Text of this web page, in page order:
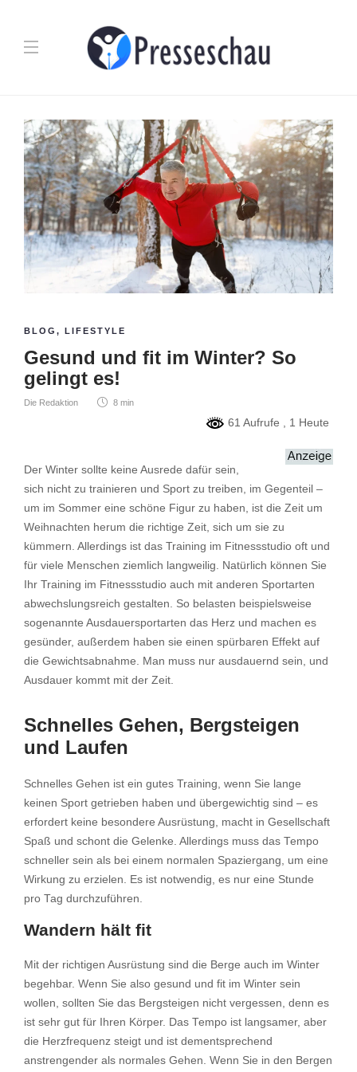
BLOG , LIFESTYLE
Gesund und fit im Winter? So
gelingt es!
Die Redaktion 8 min
61 Aufrufe , 1 Heute
Der Winter sollte keine Ausrede dafür sein,
sich nicht zu trainieren und Sport zu treiben, im Gegenteil –
um im Sommer eine schöne Figur zu haben, ist die Zeit um
Weihnachten herum die richtige Zeit, sich um sie zu
kümmern. Allerdings ist das Training im Fitnessstudio oft und
für viele Menschen ziemlich langweilig. Natürlich können Sie
Ihr Training im Fitnessstudio auch mit anderen Sportarten
abwechslungsreich gestalten. So belasten beispielsweise
sogenannte Ausdauersportarten das Herz und machen es
gesünder, außerdem haben sie einen spürbaren Effekt auf
die Gewichtsabnahme. Man muss nur ausdauernd sein, und
Ausdauer kommt mit der Zeit.
Schnelles Gehen, Bergsteigen
und Laufen
Schnelles Gehen ist ein gutes Training, wenn Sie lange
keinen Sport getrieben haben und übergewichtig sind – es
erfordert keine besondere Ausrüstung, macht in Gesellschaft
Spaß und schont die Gelenke. Allerdings muss das Tempo
schneller sein als bei einem normalen Spaziergang, um eine
Wirkung zu erzielen. Es ist notwendig, es nur eine Stunde
pro Tag durchzuführen.
Wandern hält fit
Mit der richtigen Ausrüstung sind die Berge auch im Winter
begehbar. Wenn Sie also gesund und fit im Winter sein
wollen, sollten Sie das Bergsteigen nicht vergessen, denn es
ist sehr gut für Ihren Körper. Das Tempo ist langsamer, aber
die Herzfrequenz steigt und ist dementsprechend
anstrengender als normales Gehen. Wenn Sie in den Bergen